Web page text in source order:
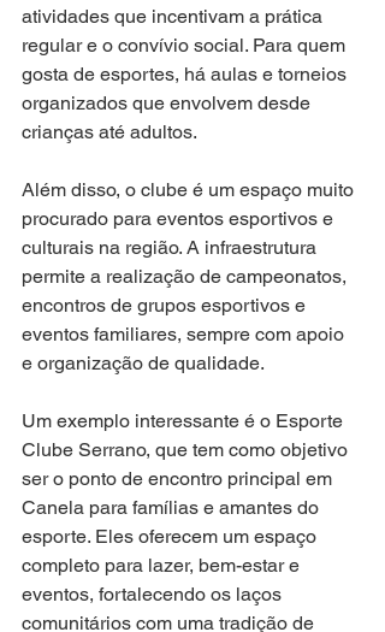
atividades que incentivam a prática
regular e o convívio social. Para quem
gosta de esportes, há aulas e torneios
organizados que envolvem desde
crianças até adultos.
Além disso, o clube é um espaço muito
procurado para eventos esportivos e
culturais na região. A infraestrutura
permite a realização de campeonatos,
encontros de grupos esportivos e
eventos familiares, sempre com apoio
e organização de qualidade.
Um exemplo interessante é o Esporte
Clube Serrano, que tem como objetivo
ser o ponto de encontro principal em
Canela para famílias e amantes do
esporte. Eles oferecem um espaço
completo para lazer, bem-estar e
eventos, fortalecendo os laços
comunitários com uma tradição de